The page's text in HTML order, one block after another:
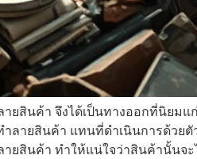
ยสินค้า จึงได้เป็นทางออกที่นิยมแ
ลายสินค้า แทนที่ดำเนินการด้วยตัว
ยสินค้า ทำให้แน่ใจว่าสินค้านั้นจะ